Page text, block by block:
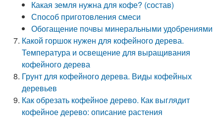
Какая земля нужна для кофе? (состав)
Способ приготовления смеси
Обогащение почвы минеральными удобрениями
Какой горшок нужен для кофейного дерева.
Температура и освещение для выращивания
кофейного дерева
Грунт для кофейного дерева. Виды кофейных
деревьев
Как обрезать кофейное дерево. Как выглядит
кофейное дерево: описание растения